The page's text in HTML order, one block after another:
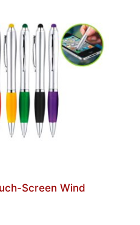
Screen Wind